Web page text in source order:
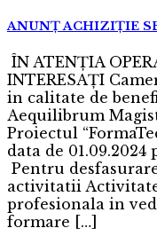
ANUNȚ ACHIZIȚIE
ÎN ATENŢIA
INTERESAŢI
in calitate de
Aequilibrum
Proiectul
data de
Pentru
activitatii
profesionala in
formare […]